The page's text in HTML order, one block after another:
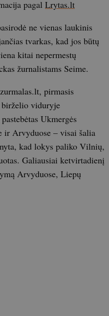
pagal Lrytas.lt
ne vienas laukinis
tvarkas, kad jos būtų
kitai nepermestų
žurnalistams Seime.
pirmasis
birželio viduryje
Ukmergės
ir Arvyduose – visai šalia
kad lokys paliko Vilnių,
Galiausiai ketvirtadienį
Arvyduose, Liepų